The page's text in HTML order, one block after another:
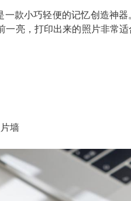
一款小巧轻便的记忆创造神
一亮，打印出来的照片非常
墙